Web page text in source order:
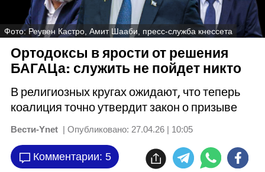
Фото: Реувен Кастро, Амит Шааби, пресс-служба кнессета
Ортодоксы в ярости от решения
БАГАЦа: служить не пойдет никто
В религиозных кругах ожидают, что теперь
коалиция точно утвердит закон о призыве
Вести-Ynet | Опубликовано: 27.04.26 | 10:05
Комментарии: 5